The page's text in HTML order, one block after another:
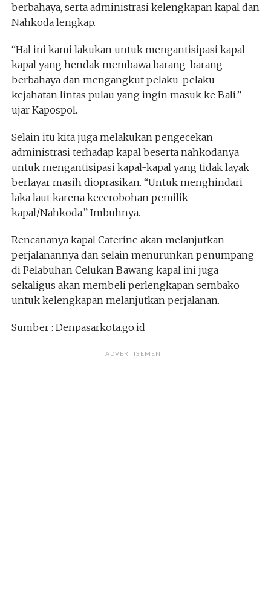
berbahaya, serta administrasi kelengkapan kapal dan
Nahkoda lengkap.
“Hal ini kami lakukan untuk mengantisipasi kapal-
kapal yang hendak membawa barang-barang
berbahaya dan mengangkut pelaku-pelaku
kejahatan lintas pulau yang ingin masuk ke Bali.”
ujar Kapospol.
Selain itu kita juga melakukan pengecekan
administrasi terhadap kapal beserta nahkodanya
untuk mengantisipasi kapal-kapal yang tidak layak
berlayar masih dioprasikan. “Untuk menghindari
laka laut karena kecerobohan pemilik
kapal/Nahkoda.” Imbuhnya.
Rencananya kapal Caterine akan melanjutkan
perjalanannya dan selain menurunkan penumpang
di Pelabuhan Celukan Bawang kapal ini juga
sekaligus akan membeli perlengkapan sembako
untuk kelengkapan melanjutkan perjalanan.
Sumber : Denpasarkota.go.id
ADVERTISEMENT